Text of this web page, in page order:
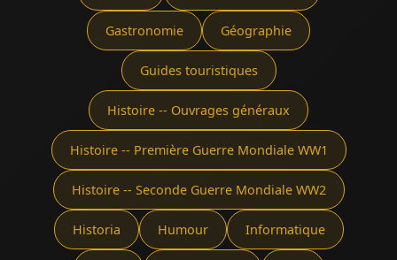
Gastronomie Géographie
Guides touristiques
Histoire -- Ouvrages généraux
Histoire -- Première Guerre Mondiale WW1
Histoire -- Seconde Guerre Mondiale WW2
Historia Humour Informatique